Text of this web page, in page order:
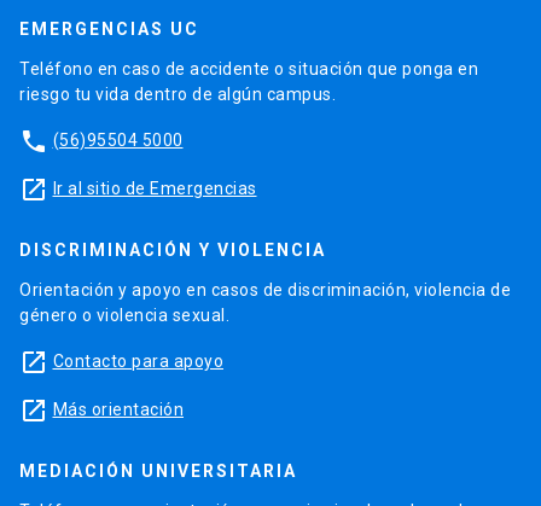
EMERGENCIAS UC
Teléfono en caso de accidente o situación que ponga en
riesgo tu vida dentro de algún campus.
phone (56)95504 5000
launch Ir al sitio de Emergencias
DISCRIMINACIÓN Y VIOLENCIA
Orientación y apoyo en casos de discriminación, violencia de
género o violencia sexual.
launch Contacto para apoyo
launch Más orientación
MEDIACIÓN UNIVERSITARIA